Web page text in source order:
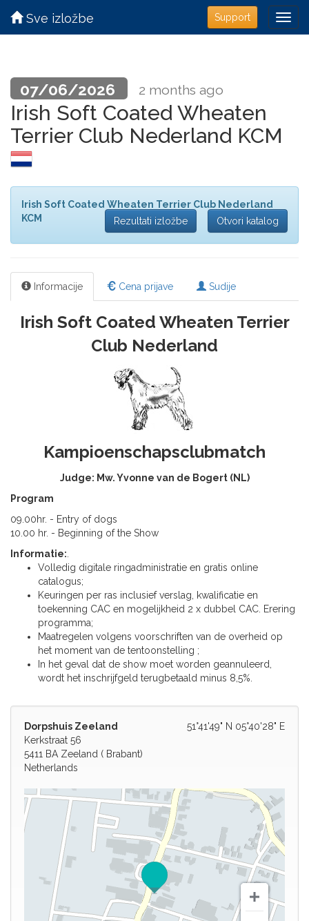
Support
Sve izložbe
07/06/2026 2 months ago
Irish Soft Coated Wheaten
Terrier Club Nederland KCM
Irish Soft Coated Wheaten Terrier Club Nederland
KCM
Rezultati izložbe Otvori katalog
Informacije Cena prijave Sudije
Irish Soft Coated Wheaten Terrier
Club Nederland
Kampioenschapsclubmatch
Judge: Mw. Yvonne van de Bogert (NL)
Program
09.00hr. - Entry of dogs
10.00 hr. - Beginning of the Show
Informatie:.
Volledig digitale ringadministratie en gratis online
catalogus;
Keuringen per ras inclusief verslag, kwalificatie en
toekenning CAC en mogelijkheid 2 x dubbel CAC. Erering
programma;
Maatregelen volgens voorschriften van de overheid op
het moment van de tentoonstelling ;
In het geval dat de show moet worden geannuleerd,
wordt het inschrijfgeld terugbetaald minus 8,5%.
51°41'49" N 05°40'28" E
Dorpshuis Zeeland
Kerkstraat 56
5411 BA Zeeland ( Brabant)
Netherlands